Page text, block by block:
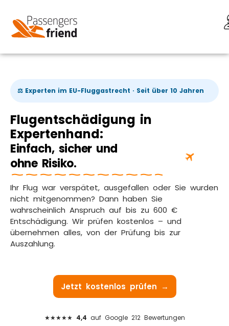
⚖️ Experten im EU-Fluggastrecht · Seit über 10 Jahren
Flugentschädigung in
Expertenhand:
Einfach, sicher und
ohne Risiko.
Ihr Flug war verspätet, ausgefallen oder Sie wurden
nicht mitgenommen? Dann haben Sie
wahrscheinlich Anspruch auf bis zu 600 €
Entschädigung. Wir prüfen kostenlos – und
übernehmen alles, von der Prüfung bis zur
Auszahlung.
Jetzt kostenlos prüfen →
★★★★★ 4,4 auf Google 212 Bewertungen